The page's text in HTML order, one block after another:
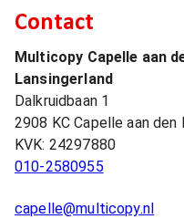
Contact
Multicopy Capelle aan
Lansingerland
Dalkruidbaan 1
2908 KC Capelle aan den
KVK: 24297880
010-2580955
capelle@multicopy.nl